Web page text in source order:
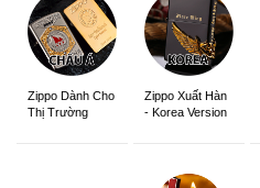
Zippo Dành Cho
Thị Trường
Zippo Xuất Hàn
- Korea Version